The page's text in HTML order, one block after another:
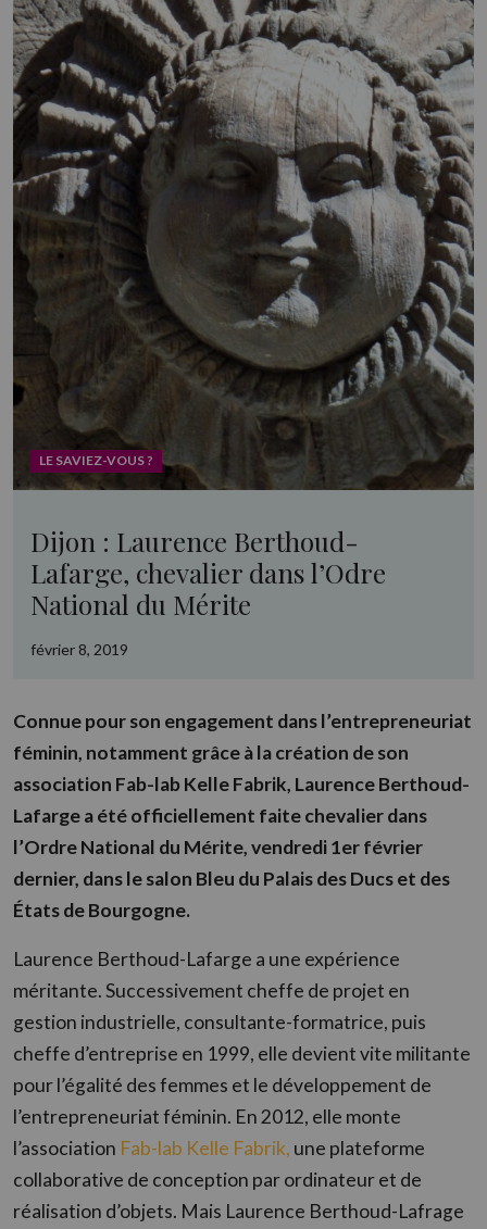
LE SAVIEZ-VOUS ?
Dijon : Laurence Berthoud-
Lafarge, chevalier dans l’Odre
National du Mérite
février 8, 2019
Connue pour son engagement dans l’entrepreneuriat
féminin, notamment grâce à la création de son
association Fab-lab Kelle Fabrik, Laurence Berthoud-
Lafarge a été officiellement faite chevalier dans
l’Ordre National du Mérite, vendredi 1er février
dernier, dans le salon Bleu du Palais des Ducs et des
États de Bourgogne.
Laurence Berthoud-Lafarge a une expérience
méritante. Successivement cheffe de projet en
gestion industrielle, consultante-formatrice, puis
cheffe d’entreprise en 1999, elle devient vite militante
pour l’égalité des femmes et le développement de
l’entrepreneuriat féminin. En 2012, elle monte
l’association Fab-lab Kelle Fabrik, une plateforme
collaborative de conception par ordinateur et de
réalisation d’objets. Mais Laurence Berthoud-Lafrage